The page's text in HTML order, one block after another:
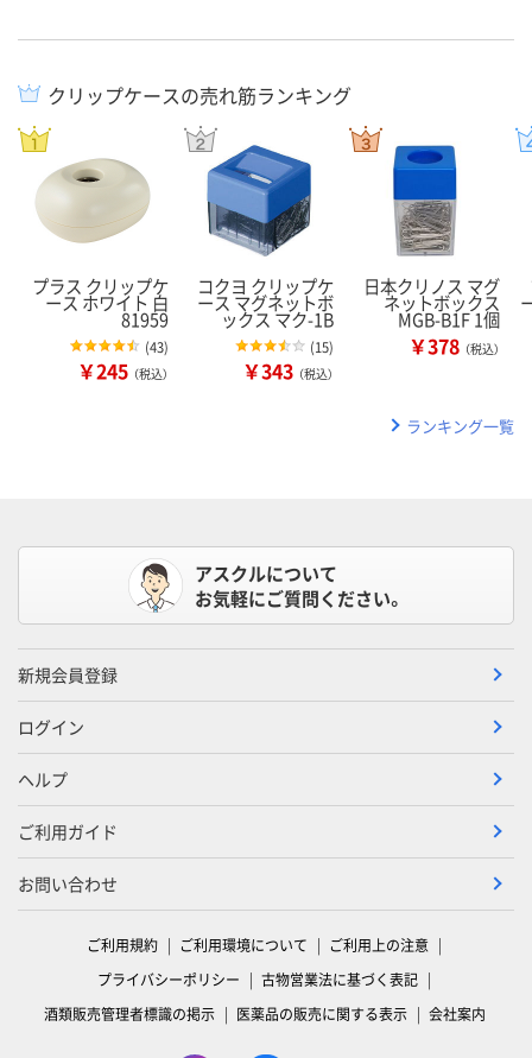
クリップケースの売れ筋ランキング
プラス クリップケ
ース ホワイト 白
81959
(43)
￥245 （税込）
コクヨ クリップケ
ース マグネットボ
ックス マク-1B
(15)
￥343 （税込）
日本クリノス マグ
ネットボックス
MGB-B1F 1個
￥378 （税込）
ランキング一覧
アスクルについて
お気軽にご質問ください。
新規会員登録
ログイン
ヘルプ
ご利用ガイド
お問い合わせ
ご利用規約 ご利用環境について
ご利用上の注意
プライバシーポリシー
古物営業法に基づく表記
酒類販売管理者標識の掲示
医薬品の販売に関する表示 会社案内